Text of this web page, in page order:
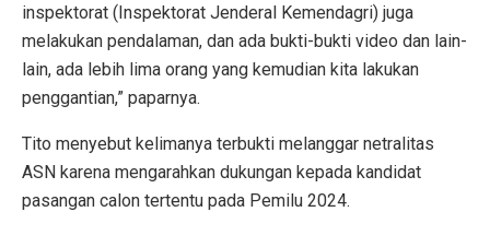
inspektorat (Inspektorat Jenderal Kemendagri) juga
melakukan pendalaman, dan ada bukti-bukti video dan lain-
lain, ada lebih lima orang yang kemudian kita lakukan
penggantian,” paparnya.
Tito menyebut kelimanya terbukti melanggar netralitas
ASN karena mengarahkan dukungan kepada kandidat
pasangan calon tertentu pada Pemilu 2024.